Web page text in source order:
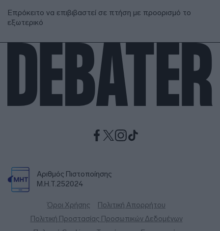
Επρόκειτο να επιβιβαστεί σε πτήση με προορισμό το
εξωτερικό
Αριθμός Πιστοποίησης
Μ.Η.Τ.252024
Όροι Χρήσης
Πολιτική Απορρήτου
Πολιτική Προστασίας Προσωπικών Δεδομένων